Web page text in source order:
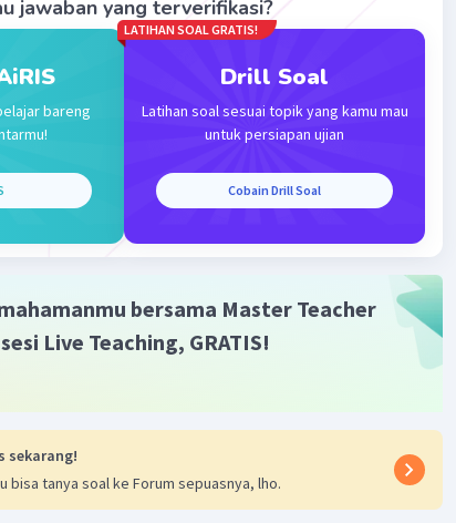
jawaban yang terverifikasi?
bareng
LATIHAN SOAL GRATIS!
Drill Soal
Latihan soal sesuai topik yang kamu mau
untuk persiapan ujian
Cobain Drill Soal
bersama Master Teacher
Live Teaching, GRATIS!
sekarang!
bisa tanya soal ke Forum sepuasnya, lho.